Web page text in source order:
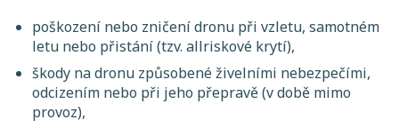
poškození nebo zničení dronu při vzletu, samotném
letu nebo přistání (tzv. allriskové krytí),
škody na dronu způsobené živelními nebezpečími,
odcizením nebo při jeho přepravě (v době mimo
provoz),